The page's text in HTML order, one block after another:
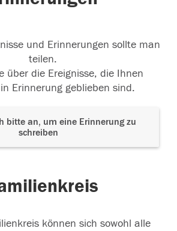
und Erinnerungen sollte man
teilen.
über die Ereignisse, die Ihnen
Erinnerung geblieben sind.
bitte an, um eine Erinnerung zu
schreiben
können sich sowohl alle